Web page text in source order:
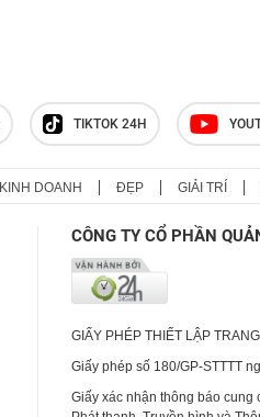
TIKTOK 24H
KINH DOANH ĐẸP GIẢI TRÍ
CÔNG TY CỔ PHẦN
GIẤY PHÉP THIẾT LẬP
Giấy phép số 180/GP-STTTT
Giấy xác nhận thông báo cung